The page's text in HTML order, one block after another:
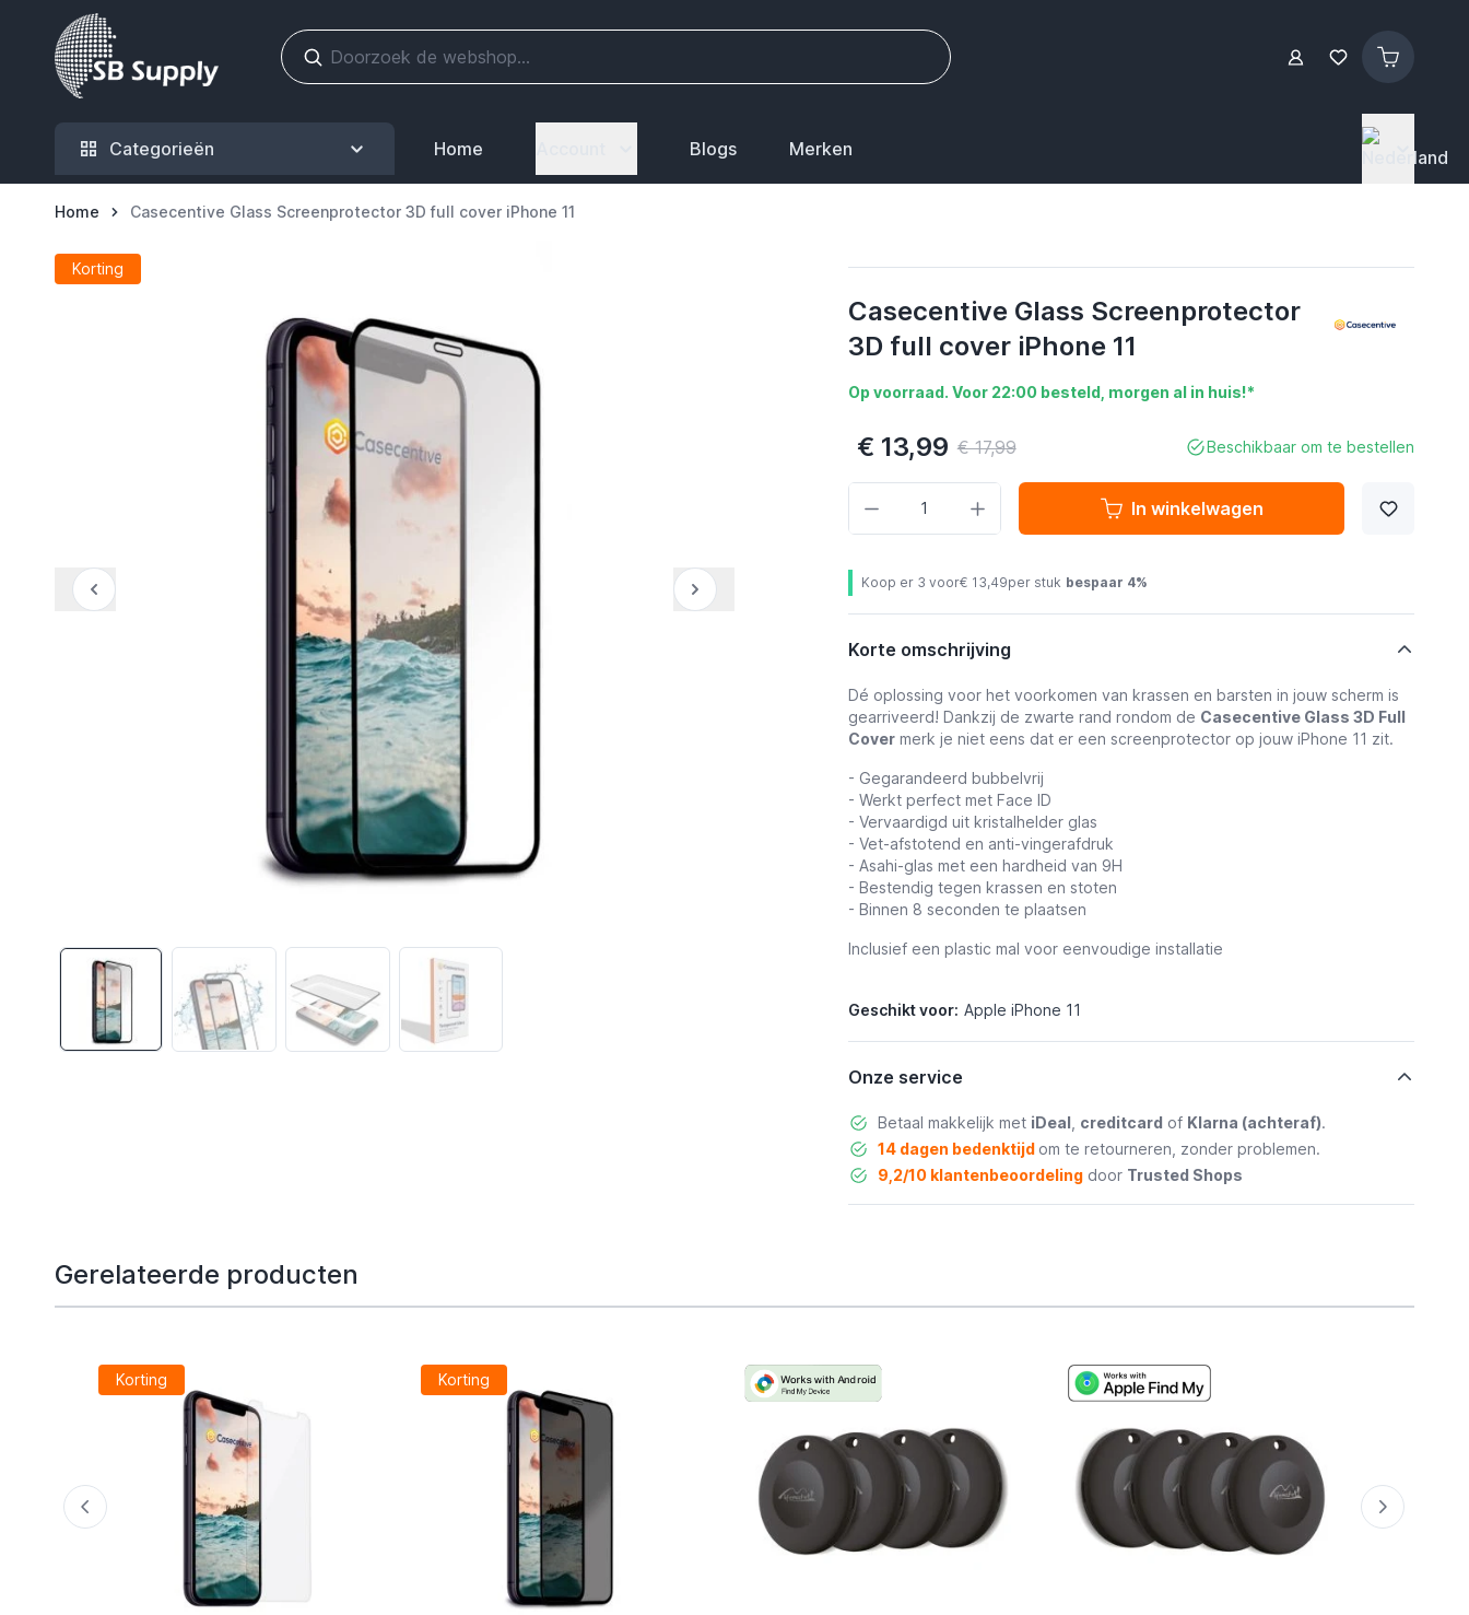
Ga naar de inhoud
Categorieën Home Blogs Merken
Home Casecentive Glass Screenprotector 3D full cover iPhone 11
Korting
Casecentive Glass Screenprotector
3D full cover iPhone 11
Op voorraad. Voor 22:00 besteld, morgen al in huis!*
€ 13,99 € 17,99 Beschikbaar om te bestellen
In winkelwagen
Koop er 3 voor€ 13,49per stuk bespaar 4%
Korte omschrijving
Dé oplossing voor het voorkomen van krassen en barsten in jouw scherm is
gearriveerd! Dankzij de zwarte rand rondom de Casecentive Glass 3D Full
Covermerk je niet eens dat er een screenprotector op jouw iPhone 11 zit.
- Gegarandeerd bubbelvrij
- Werkt perfect met Face ID
- Vervaardigd uit kristalhelder glas
- Vet-afstotend en anti-vingerafdruk
- Asahi-glas met een hardheid van 9H
- Bestendig tegen krassen en stoten
- Binnen 8 seconden te plaatsen
Inclusief een plastic mal voor eenvoudige installatie
Geschikt voor: Apple iPhone 11
Onze service
Betaal makkelijk met iDeal creditcard of Klarna (achteraf).
14 dagen bedenktijd om te retourneren, zonder problemen.
9,2/10 klantenbeoordelingdoor Trusted Shops
Gerelateerde producten
Korting Korting